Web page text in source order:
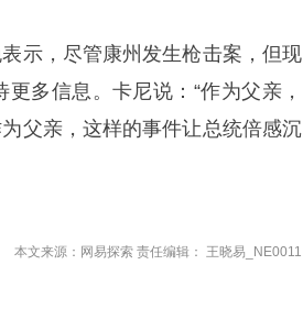
示，尽管康州发生枪击案，但现
多信息。卡尼说：“作为父亲，
父亲，这样的事件让总统倍感沉
本文来源：网易探索 责任编辑： 王晓易_NE0011